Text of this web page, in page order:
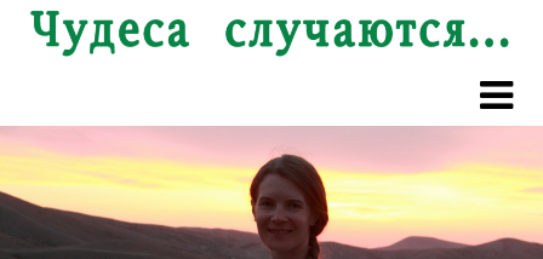
Перейти